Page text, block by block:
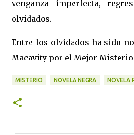
venganza imperfecta,
olvidados.
Entre los olvidados ha sido
Macavity por el Mejor
MISTERIO NOVELA NEGRA NOVELA